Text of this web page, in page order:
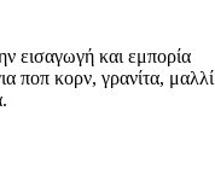
εισαγωγή και εμπορία
ποπ κορν, γρανίτα, μαλλί